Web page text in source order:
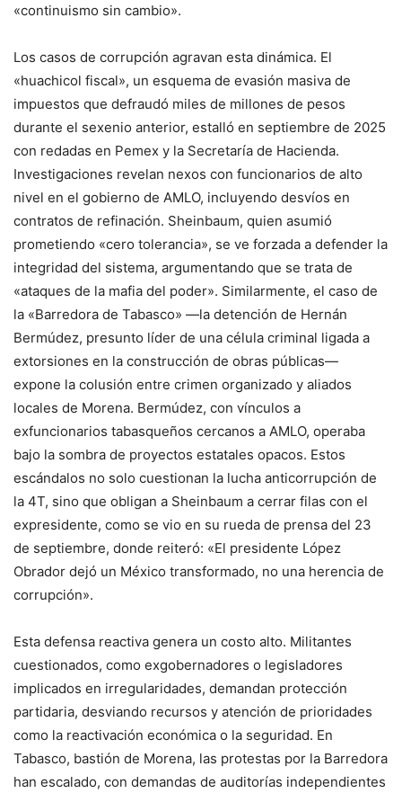
«continuismo sin cambio».
Los casos de corrupción agravan esta dinámica. El
«huachicol fiscal», un esquema de evasión masiva de
impuestos que defraudó miles de millones de pesos
durante el sexenio anterior, estalló en septiembre de 2025
con redadas en Pemex y la Secretaría de Hacienda.
Investigaciones revelan nexos con funcionarios de alto
nivel en el gobierno de AMLO, incluyendo desvíos en
contratos de refinación. Sheinbaum, quien asumió
prometiendo «cero tolerancia», se ve forzada a defender la
integridad del sistema, argumentando que se trata de
«ataques de la mafia del poder». Similarmente, el caso de
la «Barredora de Tabasco» —la detención de Hernán
Bermúdez, presunto líder de una célula criminal ligada a
extorsiones en la construcción de obras públicas—
expone la colusión entre crimen organizado y aliados
locales de Morena. Bermúdez, con vínculos a
exfuncionarios tabasqueños cercanos a AMLO, operaba
bajo la sombra de proyectos estatales opacos. Estos
escándalos no solo cuestionan la lucha anticorrupción de
la 4T, sino que obligan a Sheinbaum a cerrar filas con el
expresidente, como se vio en su rueda de prensa del 23
de septiembre, donde reiteró: «El presidente López
Obrador dejó un México transformado, no una herencia de
corrupción».
Esta defensa reactiva genera un costo alto. Militantes
cuestionados, como exgobernadores o legisladores
implicados en irregularidades, demandan protección
partidaria, desviando recursos y atención de prioridades
como la reactivación económica o la seguridad. En
Tabasco, bastión de Morena, las protestas por la Barredora
han escalado, con demandas de auditorías independientes